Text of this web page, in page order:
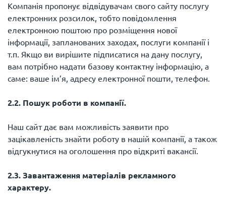
Компанія пропонує відвідувачам свого сайту послугу
електронних розсилок, тобто повідомлення
електронною поштою про розміщення нової
інформації, запланованих заходах, послуги компанії і
т.п. Якщо ви вирішите підписатися на дану послугу,
вам потрібно надати базову контактну інформацію, а
саме: ваше ім’я, адресу електронної пошти, телефон.
2.2. Пошук роботи в компанії.
Наш сайт дає вам можливість заявити про
зацікавленість знайти роботу в нашій компанії, а також
відгукнутися на оголошення про відкриті вакансії.
2.3. Завантаження матеріалів рекламного
характеру.